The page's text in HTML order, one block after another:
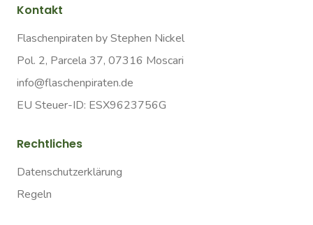
Kontakt
Flaschenpiraten by Stephen Nickel
Pol. 2, Parcela 37, 07316 Moscari
info@flaschenpiraten.de
EU Steuer-ID: ESX9623756G
Rechtliches
Datenschutzerklärung
Regeln